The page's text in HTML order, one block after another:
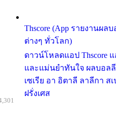
Thscore (App รายงานผ
ต่างๆ ทั่วโลก)
ดาวน์โหลดแอป Thscore
และแม่นยำทันใจ ผลบอล
เซเรีย อา อิตาลี ลาลีกา ส
ฝรั่งเศส